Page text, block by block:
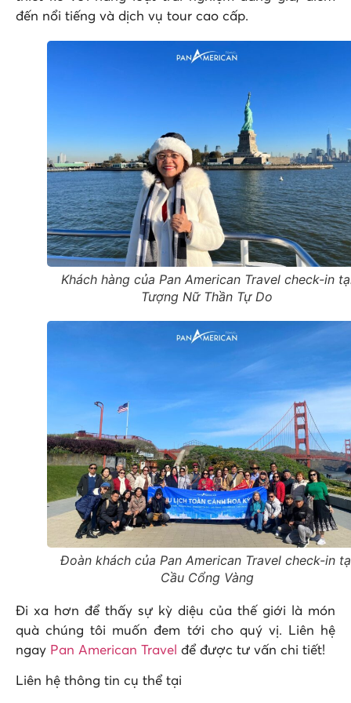
đến nổi tiếng và dịch vụ tour cao cấp.
Khách hàng của Pan American Travel check-in
Tượng Nữ Thần Tự Do
Đoàn khách của Pan American Travel check-in
Cầu Cổng Vàng
Đi xa hơn để thấy sự kỳ diệu của thế giới là món
quà chúng tôi muốn đem tới cho quý vị. Liên hệ
ngay Pan American Travel để được tư vấn chi tiết!
Liên hệ thông tin cụ thể tại